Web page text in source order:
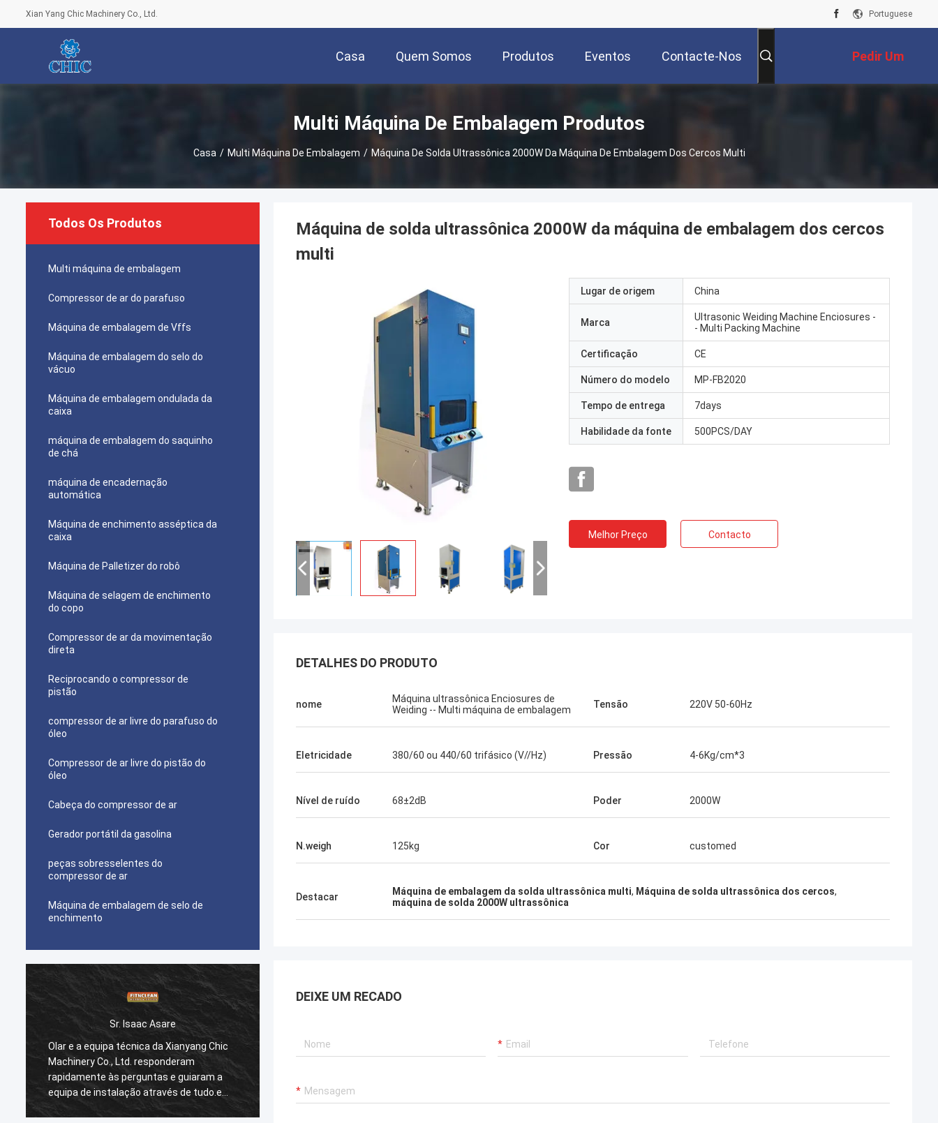
Xian Yang Chic Machinery Co., Ltd. Portuguese
Casa Quem Somos Produtos Eventos Contacte-Nos Pedir Um
Orçamento
Multi Máquina De Embalagem Produtos
Casa / Multi Máquina De Embalagem / Máquina De Solda Ultrassônica 2000W Da Máquina De Embalagem Dos Cercos Multi
Todos Os Produtos
Multi máquina de embalagem
Compressor de ar do parafuso
Máquina de embalagem de Vffs
Máquina de embalagem do selo do
vácuo
Máquina de embalagem ondulada da
caixa
máquina de embalagem do saquinho
de chá
máquina de encadernação
automática
Máquina de enchimento asséptica da
caixa
Máquina de Palletizer do robô
Máquina de selagem de enchimento
do copo
Compressor de ar da movimentação
direta
Reciprocando o compressor de
pistão
compressor de ar livre do parafuso do
óleo
Compressor de ar livre do pistão do
óleo
Cabeça do compressor de ar
Gerador portátil da gasolina
peças sobresselentes do
compressor de ar
Máquina de embalagem de selo de
enchimento
Sr. Isaac Asare
Olar e a equipa técnica da Xianyang Chic
Machinery Co., Ltd. responderam
rapidamente às perguntas e guiaram a
equipa de instalação através de tudo.e
estamos felizes com esta compra.
Olar e a equipa técnica da Xianyang Chic
equipa de instalação através de tudo.e
estamos felizes com esta compra.
Máquina de solda ultrassônica 2000W da máquina de embalagem dos cercos
multi
Lugar de origem China
Marca
Ultrasonic Weiding Machine Enciosures -
- Multi Packing Machine
Certificação CE
Número do modelo MP-FB2020
Tempo de entrega 7days
Habilidade da fonte 500PCS/DAY
Melhor Preço Contacto
DETALHES DO PRODUTO
nome
Máquina ultrassônica Enciosures de
Weiding -- Multi máquina de embalagem
Tensão 220V 50-60Hz
Eletricidade 380/60 ou 440/60 trifásico (V//Hz) Pressão 4-6Kg/cm*3
Nível de ruído 68±2dB Poder 2000W
N.weigh 125kg Cor customed
Destacar Máquina de embalagem da solda ultrassônica multi, Máquina de solda ultrassônica dos cercos,
máquina de solda 2000W ultrassônica
DEIXE UM RECADO